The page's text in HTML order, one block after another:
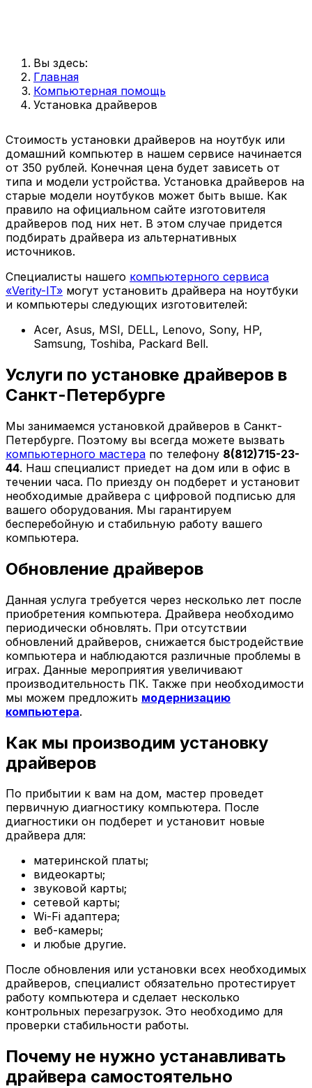
Вы здесь:
Главная
Компьютерная помощь
Установка драйверов
Стоимость установки драйверов на ноутбук или
домашний компьютер в нашем сервисе начинается
от 350 рублей. Конечная цена будет зависеть от
типа и модели устройства. Установка драйверов на
старые модели ноутбуков может быть выше. Как
правило на официальном сайте изготовителя
драйверов под них нет. В этом случае придется
подбирать драйвера из альтернативных
источников.
Специалисты нашего компьютерного сервиса
«Verity-IT» могут установить драйвера на ноутбуки
и компьютеры следующих изготовителей:
Acer, Asus, MSI, DELL, Lenovo, Sony, HP,
Samsung, Toshiba, Packard Bell.
Услуги по установке драйверов в
Санкт-Петербурге
Мы занимаемся установкой драйверов в Санкт-
Петербурге. Поэтому вы всегда можете вызвать
компьютерного мастера по телефону 8(812)715-23-
44. Наш специалист приедет на дом или в офис в
течении часа. По приезду он подберет и установит
необходимые драйвера с цифровой подписью для
вашего оборудования. Мы гарантируем
бесперебойную и стабильную работу вашего
компьютера.
Обновление драйверов
Данная услуга требуется через несколько лет после
приобретения компьютера. Драйвера необходимо
периодически обновлять. При отсутствии
обновлений драйверов, снижается быстродействие
компьютера и наблюдаются различные проблемы в
играх. Данные мероприятия увеличивают
производительность ПК. Также при необходимости
мы можем предложить модернизацию
компьютера.
Как мы производим установку
драйверов
По прибытии к вам на дом, мастер проведет
первичную диагностику компьютера. После
диагностики он подберет и установит новые
драйвера для:
материнской платы;
видеокарты;
звуковой карты;
сетевой карты;
Wi-Fi адаптера;
веб-камеры;
и любые другие.
После обновления или установки всех необходимых
драйверов, специалист обязательно протестирует
работу компьютера и сделает несколько
контрольных перезагрузок. Это необходимо для
проверки стабильности работы.
Почему не нужно устанавливать
драйвера самостоятельно